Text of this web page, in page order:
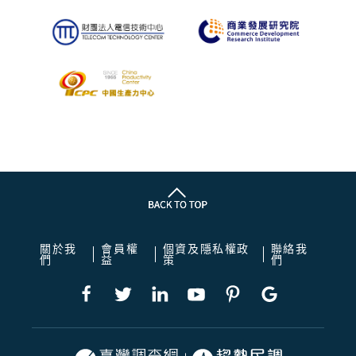
關於我
們
會員權
益
個資及隱私權政
策
聯絡我
們